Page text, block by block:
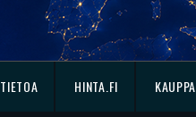
TIETOA HINTA.FI KAUPPA